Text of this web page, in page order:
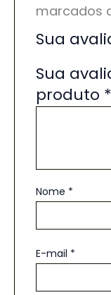
marcados
Sua
Sua
produto *
Nome *
E-mail *